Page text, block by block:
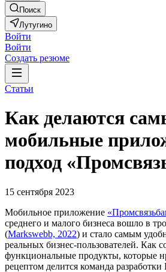
Поиск
Лутугино
Войти
Войти
Создать резюме
Статьи
Как делаются
мобильные
подход
15 сентября 2023
Мобильное приложение
среднего и малого бизнеса вошло в
(Markswebb, 2022) и стало самым
реальных бизнес-пользователей. Как
функциональные продукты, которые
рецептом делится команда